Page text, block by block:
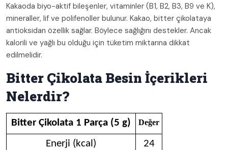
Kakaoda biyo-aktif bileşenler, vitaminler (B1, B2, B3, B9 ve K),
mineraller, lif ve polifenoller bulunur. Kakao, bitter çikolataya
antioksidan özellik sağlar. Böylece sağlığını destekler. Ancak
kalorili ve yağlı bu olduğu için tüketim miktarına dikkat
edilmelidir.
Bitter Çikolata Besin İçerikleri
Nelerdir?
Bitter Çikolata 1 Parça (5 g) Değer
Enerji (kcal) 24